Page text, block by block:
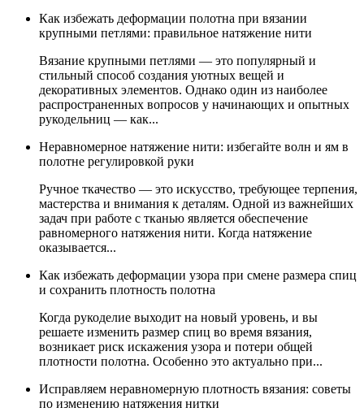
Как избежать деформации полотна при вязании
крупными петлями: правильное натяжение нити
Вязание крупными петлями — это популярный и
стильный способ создания уютных вещей и
декоративных элементов. Однако один из наиболее
распространенных вопросов у начинающих и опытных
рукодельниц — как...
Неравномерное натяжение нити: избегайте волн и ям в
полотне регулировкой руки
Ручное ткачество — это искусство, требующее терпения,
мастерства и внимания к деталям. Одной из важнейших
задач при работе с тканью является обеспечение
равномерного натяжения нити. Когда натяжение
оказывается...
Как избежать деформации узора при смене размера спиц
и сохранить плотность полотна
Когда рукоделие выходит на новый уровень, и вы
решаете изменить размер спиц во время вязания,
возникает риск искажения узора и потери общей
плотности полотна. Особенно это актуально при...
Исправляем неравномерную плотность вязания: советы
по изменению натяжения нитки